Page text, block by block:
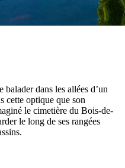
dans les allées d’un
cette optique que son
le cimetière du Bois-de-
le long de ses rangées